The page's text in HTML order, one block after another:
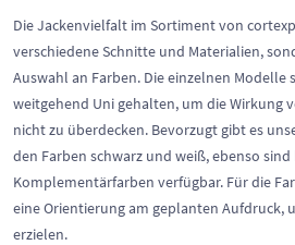
Die Jackenvielfalt im Sortiment von
verschiedene Schnitte und Materialien,
Auswahl an Farben. Die einzelnen Modelle
weitgehend Uni gehalten, um die Wirkung
nicht zu überdecken. Bevorzugt gibt es
den Farben schwarz und weiß, ebenso
Komplementärfarben verfügbar. Für die
eine Orientierung am geplanten Aufdruck,
erzielen.